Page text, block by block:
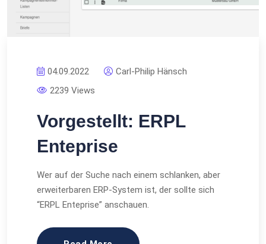
04.09.2022
Carl-Philip Hänsch
2239 Views
Vorgestellt: ERPL
Enteprise
Wer auf der Suche nach einem schlanken, aber
erweiterbaren ERP-System ist, der sollte sich
“ERPL Enteprise” anschauen.